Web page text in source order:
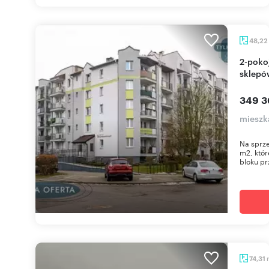
48,22
2-pokojowe mieszkanie z balkonem, blisko
349
Na
m2,
bloku
74,31